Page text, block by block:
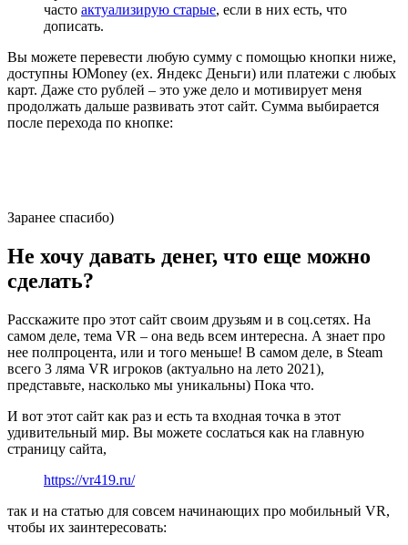
часто актуализирую старые, если в них есть, что
дописать.
Вы можете перевести любую сумму с помощью кнопки ниже,
доступны ЮMoney (ех. Яндекс Деньги) или платежи с любых
карт. Даже сто рублей – это уже дело и мотивирует меня
продолжать дальше развивать этот сайт. Сумма выбирается
после перехода по кнопке:
Заранее спасибо)
Не хочу давать денег, что еще можно
сделать?
Расскажите про этот сайт своим друзьям и в соц.сетях. На
самом деле, тема VR – она ведь всем интересна. А знает про
нее полпроцента, или и того меньше! В самом деле, в Steam
всего 3 ляма VR игроков (актуально на лето 2021),
представьте, насколько мы уникальны) Пока что.
И вот этот сайт как раз и есть та входная точка в этот
удивительный мир. Вы можете сослаться как на главную
страницу сайта,
https://vr419.ru/
так и на статью для совсем начинающих про мобильный VR,
чтобы их заинтересовать: